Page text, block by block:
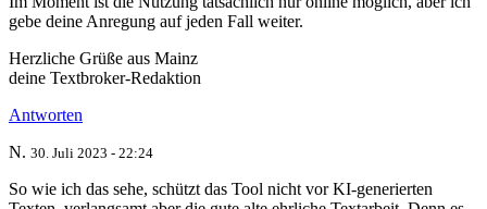
gebe deine Anregung auf jeden Fall weiter.
Herzliche Grüße aus Mainz
deine Textbroker-Redaktion
Antworten
N. 30. Juli 2023 - 22:24
So wie ich das sehe, schützt das Tool nicht vor KI-generierten